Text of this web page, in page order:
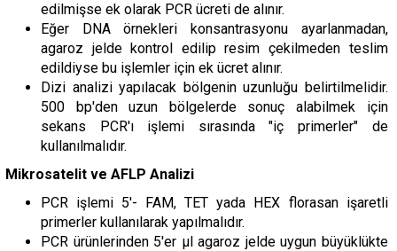
edilmişse ek olarak PCR ücreti de alınır.
Eğer DNA örnekleri konsantrasyonu ayarlanmadan,
agaroz jelde kontrol edilip resim çekilmeden teslim
edildiyse bu işlemler için ek ücret alınır.
Dizi analizi yapılacak bölgenin uzunluğu belirtilmelidir.
500 bp'den uzun bölgelerde sonuç alabilmek için
sekans PCR'ı işlemi sırasında "iç primerler" de
kullanılmalıdır.
Mikrosatelit ve AFLP Analizi
PCR işlemi 5'- FAM, TET yada HEX florasan işaretli
primerler kullanılarak yapılmalıdır.
PCR ürünlerinden 5'er µl agaroz jelde uygun büyüklükte